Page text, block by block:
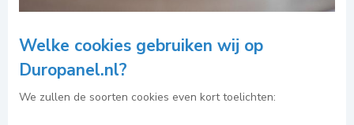
Welke cookies gebruiken wij op
Duropanel.nl?
We zullen de soorten cookies even kort toelichten: